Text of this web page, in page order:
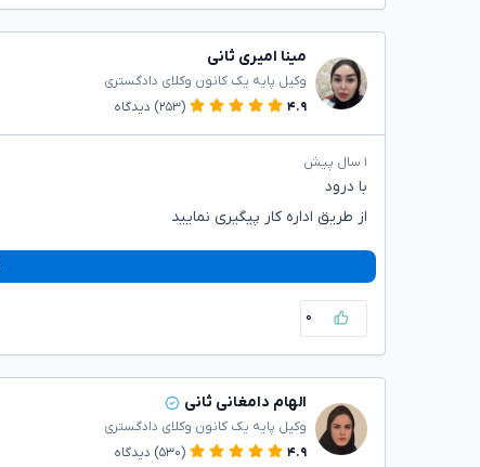
مینا امیری ثانی
وکیل پایه یک کانون وکلای دادگستری
۴.۹
(۲۵۳) دیدگاه
۱ سال پیش
با درود
از طریق اداره کار پیگیری نمایید
۰
الهام دامغانی ثانی
وکیل پایه یک کانون وکلای دادگستری
۴.۹
(۵۳۰) دیدگاه